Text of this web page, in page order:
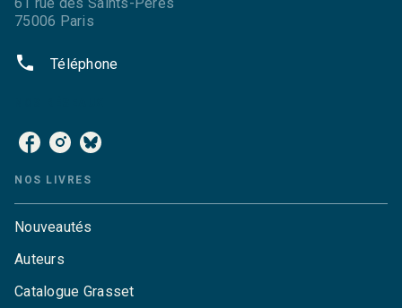
75006 Paris
phone Téléphone
NOS LIVRES
Nouveautés
Auteurs
Catalogue Grasset